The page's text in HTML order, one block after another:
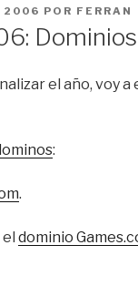
2006 POR FERRAN
Dominios
el año, voy
:
.
dominio